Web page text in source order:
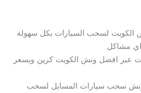
الكويت لسحب السيارات بكل سهولة
مشاكل
عبر افضل ونش الكويت كرين وبسعر
سحب سيارات المسايل لسحب